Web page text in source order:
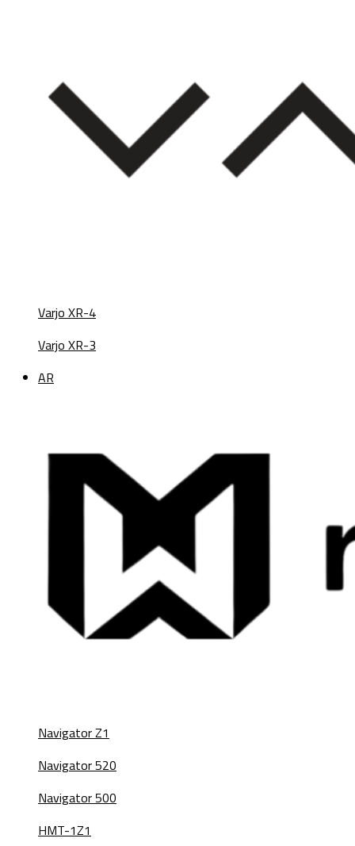
Varjo XR-4
Varjo XR-3
AR
Navigator Z1
Navigator 520
Navigator 500
HMT-1Z1